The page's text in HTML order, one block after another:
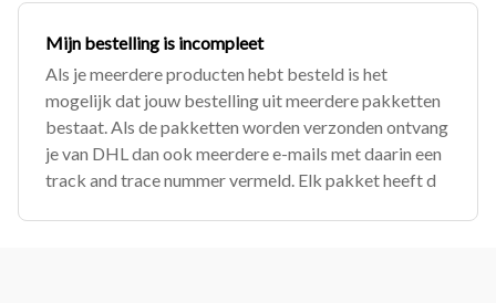
Mijn bestelling is incompleet
Als je meerdere producten hebt besteld is het
mogelijk dat jouw bestelling uit meerdere pakketten
bestaat. Als de pakketten worden verzonden ontvang
je van DHL dan ook meerdere e-mails met daarin een
track and trace nummer vermeld. Elk pakket heeft d